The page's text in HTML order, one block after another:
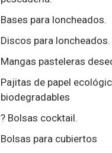
Bases para loncheados.
Discos para loncheados.
Mangas pasteleras
Pajitas de papel
biodegradables
? Bolsas cocktail.
Bolsas para cubiertos